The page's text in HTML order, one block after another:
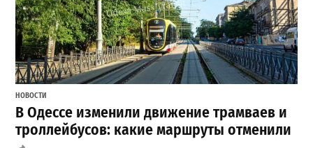
НОВОСТИ
В Одессе изменили движение трамваев и
троллейбусов: какие маршруты отменили